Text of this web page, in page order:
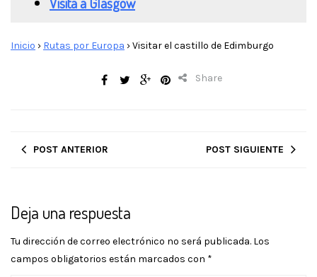
Inicio › Rutas por Europa ›Visitar el castillo de Edimburgo
Share
POST ANTERIOR POST SIGUIENTE
Deja una respuesta
Tu dirección de correo electrónico no será publicada. Los
campos obligatorios están marcados con *